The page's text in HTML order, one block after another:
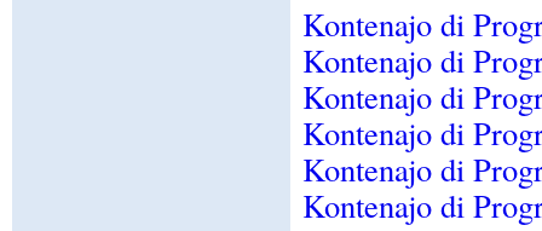
Kontenajo di
Kontenajo di
Kontenajo di
Kontenajo di
Kontenajo di
Kontenajo di